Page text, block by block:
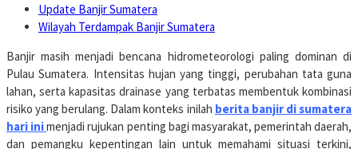
Update Banjir Sumatera
Wilayah Terdampak Banjir Sumatera
Banjir masih menjadi bencana hidrometeorologi paling dominan di
Pulau Sumatera. Intensitas hujan yang tinggi, perubahan tata guna
lahan, serta kapasitas drainase yang terbatas membentuk kombinasi
risiko yang berulang. Dalam konteks inilah berita banjir di sumatera
hari inimenjadi rujukan penting bagi masyarakat, pemerintah daerah,
dan pemangku kepentingan lain untuk memahami situasi terkini,